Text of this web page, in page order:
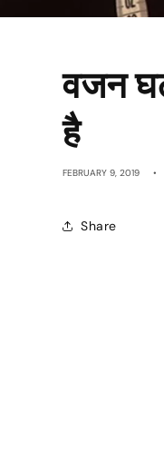
वजन
है
FEBRUARY 9, 2019
Share